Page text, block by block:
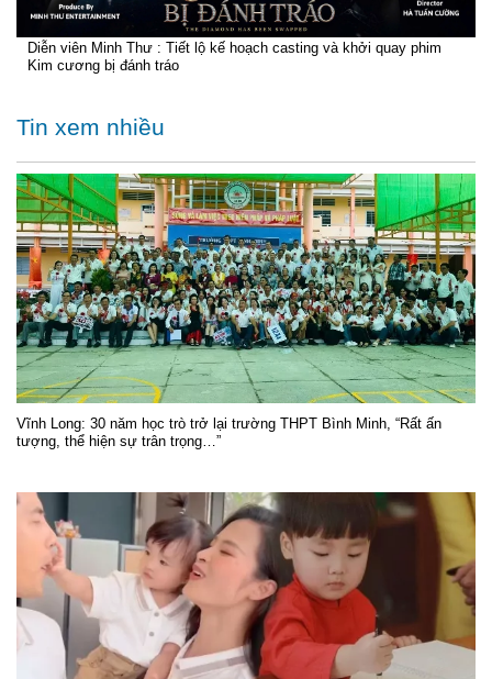
Diễn viên Minh Thư : Tiết lộ kế hoạch casting và khởi quay phim
Kim cương bị đánh tráo
Tin xem nhiều
Vĩnh Long: 30 năm học trò trở lại trường THPT Bình Minh, “Rất ấn
tượng, thể hiện sự trân trọng…”